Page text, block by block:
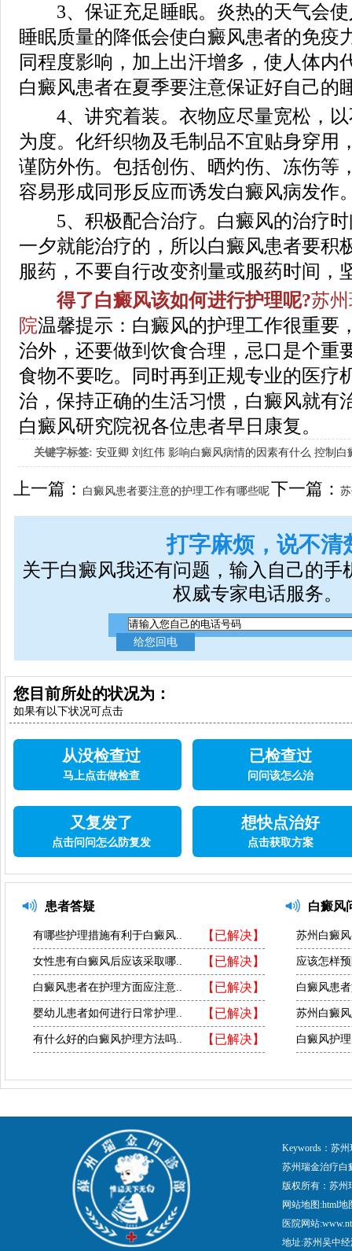
3、保证充足睡眠。炎热的天气会使
睡眠质量的降低会使白癜风患者的免疫
同程度影响，加上出汗增多，使人体内
白癜风患者在夏季要注意保证好自己的
4、讲究着装。衣物应尽量宽松，以
为度。化纤织物及毛制品不宜贴身穿用
谨防外伤。包括创伤、晒灼伤、冻伤等
容易形成同形反应而诱发白癜风病发作
5、积极配合治疗。白癜风的治疗时
一夕就能治疗的，所以白癜风患者要积
服药，不要自行改变剂量或服药时间，
得了白癜风该如何进行护理呢?苏
院温馨提示：白癜风的护理工作很重要
治外，还要做到饮食合理，忌口是个重
食物不要吃。同时再到正规专业的医疗
治，保持正确的生活习惯，白癜风就有
白癜风研究院祝各位患者早日康复。
关键字标签: 安亚卿 刘红伟 影响白癜风病情的因素有什么 控制白
女生应该如何治疗呢
上一篇： 白癜风患者要注意的护理工作有哪些呢下一篇：
打字麻烦，说不清
关于白癜风我还有问题，输入自己的手
权威专家电话服务。
您目前所处的状况为：
如果有以下状况可点击
从没检查过
马上点击做检查
已检查过
问问该怎么治
又复发了
点击问问怎么防复发
想快点治好
点击获取方案
患者答疑
【已解决】
有哪些护理措施有利于白癜风..
【已解决】
女性患有白癜风后应该采取哪..
【已解决】
白癜风患者在护理方面应注意..
【已解决】
婴幼儿患者如何进行日常护理..
【已解决】
有什么好的白癜风护理方法吗..
白癜风
苏州白癜
应该怎样
白癜风患
苏州白癜
白癜风护
Keywords：苏
苏州瑞金治疗白
版权所有：苏
网站地图:html地
医院网站
地址:苏州吴中